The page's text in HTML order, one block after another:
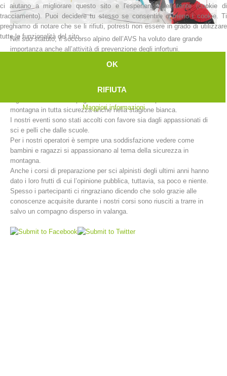
La storia
Nel suo statuto, il soccorso alpino dell’AVS ha voluto dare grande
importanza anche all’attività di prevenzione degli infortuni.
un importante servizio di informazione che va debitamente
Ogni anno all’inizio della stagione invernale, le nostre stazioni
montagna in tutta sicurezza anche nella stagione bianca.
I nostri eventi sono stati accolti con favore sia dagli appassionati di
sci e pelli che dalle scuole.
Per i nostri operatori è sempre una soddisfazione vedere come
bambini e ragazzi si appassionano al tema della sicurezza in
montagna.
Anche i corsi di preparazione per sci alpinisti degli ultimi anni hanno
dato i loro frutti di cui l’opinione pubblica, tuttavia, sa poco e niente.
Spesso i partecipanti ci ringraziano dicendo che solo grazie alle
conoscenze acquisite durante i nostri corsi sono riusciti a trarre in
salvo un compagno disperso in valanga.
ci aiutano a migliorare questo sito e l'esperienza dell'utente (cookie di
tracciamento). Puoi decidere tu stesso se consentire o meno i cookie. Ti
preghiamo di notare che se li rifiuti, potresti non essere in grado di utilizzare
tutte le funzionalità del sito.
OK
RIFIUTA
Maggiori informazioni